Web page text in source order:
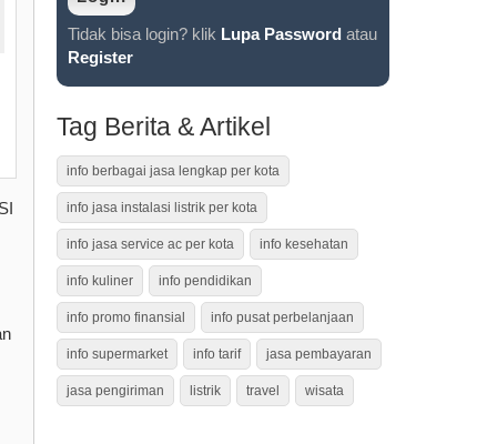
Tidak bisa login? klik Lupa Password atau
Register
Tag Berita & Artikel
info berbagai jasa lengkap per kota
info jasa instalasi listrik per kota
info jasa service ac per kota info kesehatan
info kuliner info pendidikan
info promo finansial info pusat perbelanjaan
info supermarket info tarif jasa pembayaran
jasa pengiriman listrik travel wisata